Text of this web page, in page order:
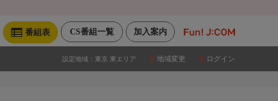
加入案内
CS番組一覧
番組表
設定地域： 東京 東エリア 地域変更 ログイン